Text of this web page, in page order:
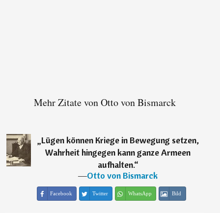
Mehr Zitate von Otto von Bismarck
„Lügen können Kriege in Bewegung setzen,
Wahrheit hingegen kann ganze Armeen
aufhalten.“
―Otto von Bismarck
Facebook Twitter WhatsApp Bild